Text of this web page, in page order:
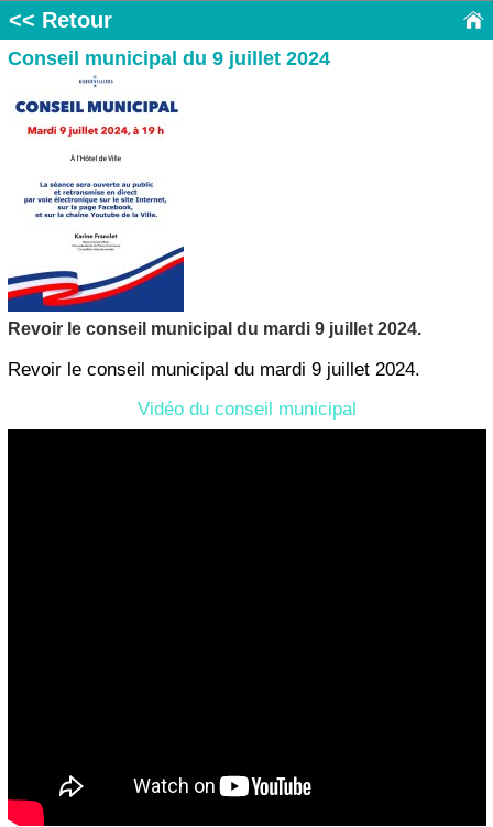
<< Retour
Conseil municipal du 9 juillet 2024
Revoir le conseil municipal du mardi 9 juillet 2024.
Revoir le conseil municipal du mardi 9 juillet 2024.
Vidéo du conseil municipal